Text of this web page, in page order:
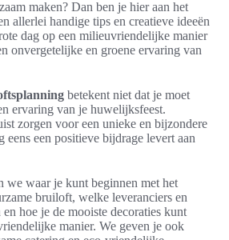
maken? Dan ben je hier aan het
allerlei handige tips en creatieve ideeën
dag op een milieuvriendelijke manier
onvergetelijke en groene ervaring van
betekent niet dat je moet
ervaring van je huwelijksfeest.
zorgen voor een unieke en bijzondere
een positieve bijdrage levert aan
we waar je kunt beginnen met het
bruiloft, welke leveranciers en
hoe je de mooiste decoraties kunt
manier. We geven je ook